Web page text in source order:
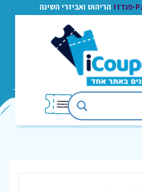
הריהוט ואביזרי השינה